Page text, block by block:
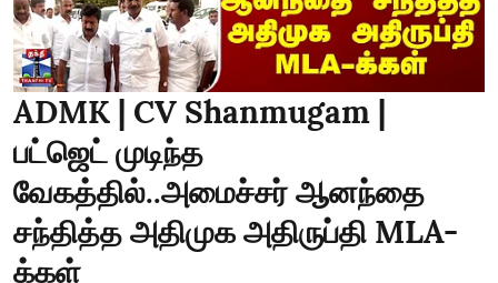
ADMK | CV Shanmugam |
பட்ஜெட் முடிந்த
வேகத்தில்..அமைச்சர் ஆனந்தை
சந்தித்த அதிமுக அதிருப்தி MLA-
க்கள்